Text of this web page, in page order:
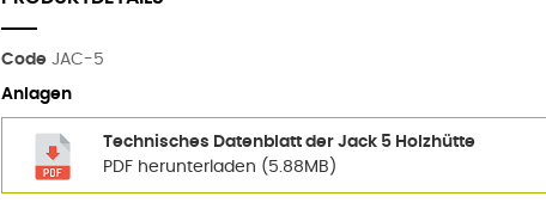
Code JAC-5
Anlagen
Technisches Datenblatt der Jack 5 Holzhütte
PDF herunterladen (5.88MB)